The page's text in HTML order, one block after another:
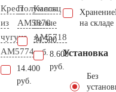
Крест
из
чугуна
AM5774
14.400
руб.
Полумесяц
AM5870
34.500
руб.
Каллы
белые
AM5718
8.600
руб.
Хранение
на складе
Установка
Без